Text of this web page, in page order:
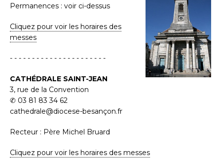
Permanences : voir ci-dessus
Cliquez pour voir les horaires des
messes
- - - - - - - - - - - - - - - - - - - - - -
CATHÉDRALE SAINT-JEAN
3, rue de la Convention
✆ 03 81 83 34 62
cathedrale@diocese-besançon.fr
Recteur : Père Michel Bruard
Cliquez pour voir les horaires des messes